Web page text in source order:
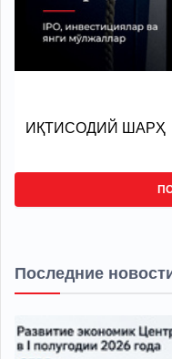
ИҚТИСОДИЙ ШАРҲ
Последние